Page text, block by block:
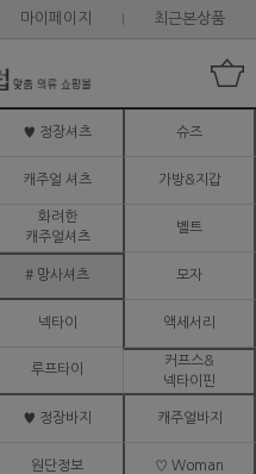
마이페이지 최근본상품
♥ 정장셔츠 슈즈
캐주얼 셔츠 가방&지갑
화려한
캐주얼셔츠
벨트
# 망사셔츠 모자
넥타이 액세서리
루프타이
커프스&
넥타이핀
♥ 정장바지 캐주얼바지
원단정보 ♡ Woman